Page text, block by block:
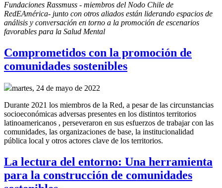
Fundaciones Rassmuss - miembros del Nodo Chile de
RedEAmérica- junto con otros aliados están liderando espacios de
análisis y conversación en torno a la promoción de escenarios
favorables para la Salud Mental
Comprometidos con la promoción de
comunidades sostenibles
martes, 24 de mayo de 2022
Durante 2021 los miembros de la Red, a pesar de las circunstancias
socioeconómicas adversas presentes en los distintos territorios
latinoamericanos , perseveraron en sus esfuerzos de trabajar con las
comunidades, las organizaciones de base, la institucionalidad
pública local y otros actores clave de los territorios.
La lectura del entorno: Una herramienta
para la construcción de comunidades